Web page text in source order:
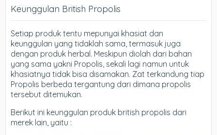
Keunggulan British Propolis
Setiap produk tentu mepunyai khasiat dan
keunggulan yang tidaklah sama, termasuk juga
dengan produk herbal. Meskipun diolah dari bahan
yang sama yakni Propolis, sekali lagi namun untuk
khasiatnya tidak bisa disamakan. Zat terkandung tiap
Propolis berbeda tergantung dari dimana propolis
tersebut ditemukan.
Berikut ini keunggulan produk british propolis dari
merek lain, yaitu :